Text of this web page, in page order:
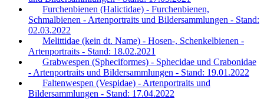
Furchenbienen (Halictidae) - Furchenbienen,
Schmalbienen - Artenportraits und Bildersammlungen - Stand:
02.03.2022
Melittidae (kein dt. Name) - Hosen-, Schenkelbienen -
Artenportraits - Stand: 18.02.2021
Grabwespen (Spheciformes) - Sphecidae und Crabonidae
- Artenportraits und Bildersammlungen - Stand: 19.01.2022
Faltenwespen (Vespidae) - Artenportraits und
Bildersammlungen - Stand: 17.04.2022